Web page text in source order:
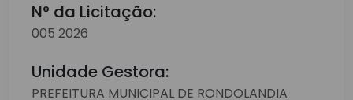
N° da Licitação:
005 2026
Unidade Gestora:
PREFEITURA MUNICIPAL DE RONDOLANDIA